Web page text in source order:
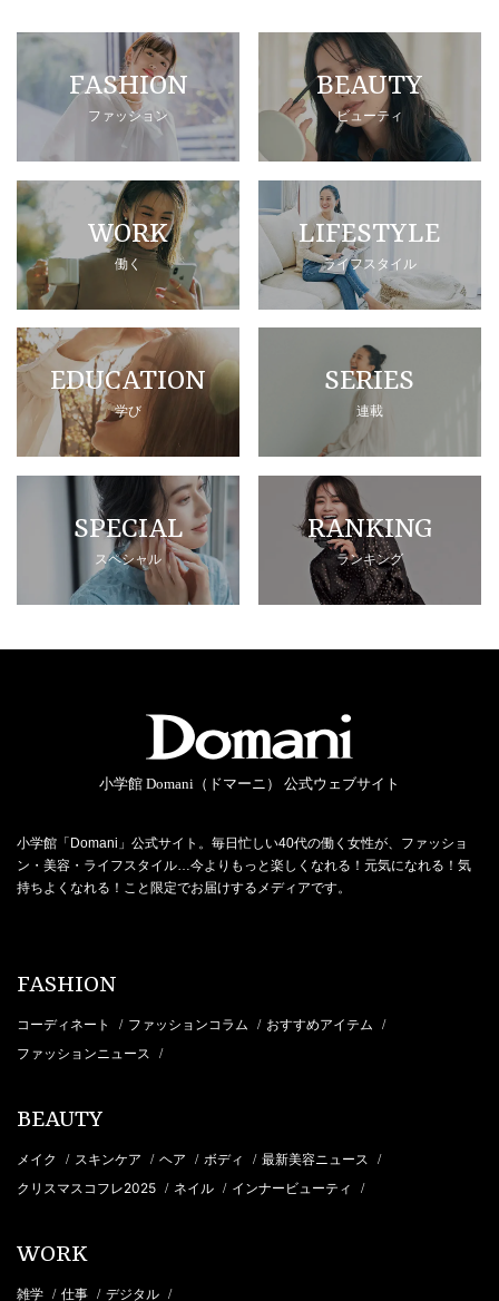
FASHION
ファッション
BEAUTY
ビューティ
WORK
働く
LIFESTYLE
ライフスタイル
EDUCATION
学び
SERIES
連載
SPECIAL
スペシャル
RANKING
ランキング
小学館 Domani（ドマーニ） 公式ウェブサイト
小学館「Domani」公式サイト。毎日忙しい40代の働く女性が、ファッショ
ン・美容・ライフスタイル…今よりもっと楽しくなれる！元気になれる！気
持ちよくなれる！こと限定でお届けするメディアです。
FASHION
コーディネート / ファッションコラム / おすすめアイテム /
ファッションニュース /
BEAUTY
メイク / スキンケア / ヘア / ボディ / 最新美容ニュース /
クリスマスコフレ2025 / ネイル / インナービューティ /
WORK
雑学 / 仕事 / デジタル /